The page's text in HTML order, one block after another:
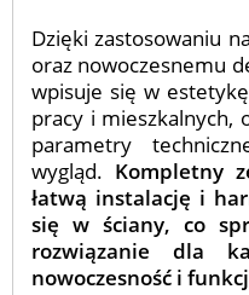
Dzięki zastosowaniu
oraz nowoczesnemu
wpisuje się w
pracy i mieszkalnych,
parametry
wygląd. Kompletny
łatwą instalację i
się w ściany, co
rozwiązanie dla
nowoczesność i